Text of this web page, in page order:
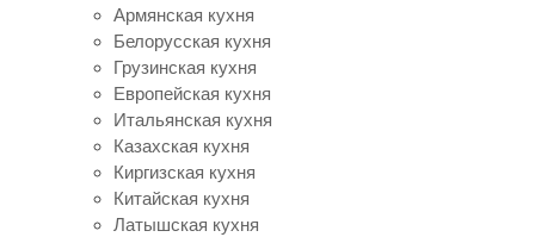
Армянская кухня
Белорусская кухня
Грузинская кухня
Европейская кухня
Итальянская кухня
Казахская кухня
Киргизская кухня
Китайская кухня
Латышская кухня